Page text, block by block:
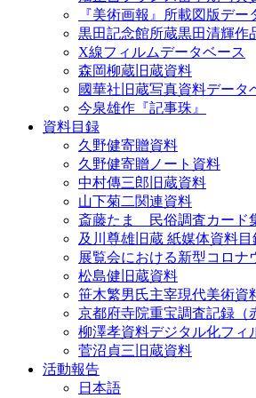
『美術画報』所載図版デー
黒田記念館所蔵黒田清輝作
X線フィルムデータベース
森岡柳蔵旧蔵資料
國華社旧蔵写真資料データ
今泉雄作『記事珠』
資料目録
久野健寄贈資料
久野健寄贈ノート資料
中村傳三郎旧蔵資料
山下菊二関連資料
斎藤たま 民俗調査カード
及川尊雄旧蔵 紙媒体資料
展覧会における新型コロナ
松島健旧蔵資料
笹木繁男氏主宰現代美術資
京都府寺院重宝調査記録（
柳澤孝資料デジタル化フィ
菅沼貞三旧蔵資料
活動報告
日本語